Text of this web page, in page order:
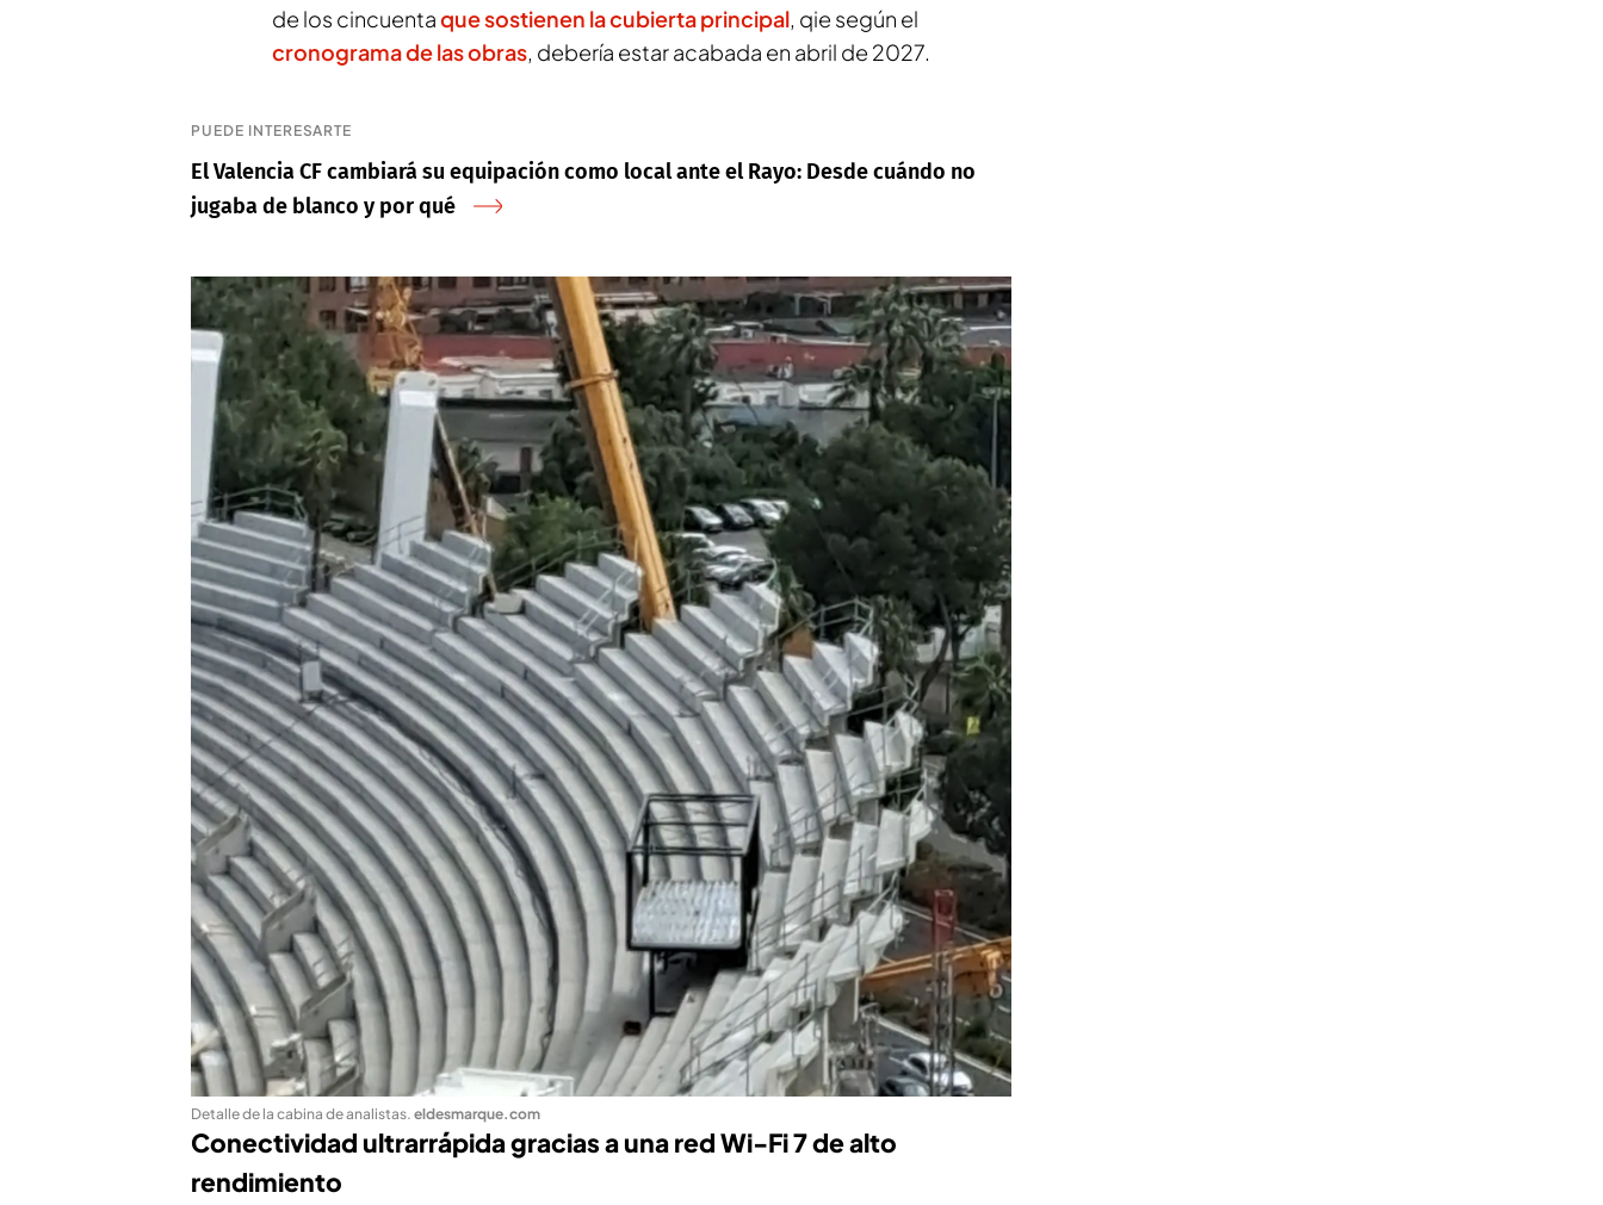
de los cincuentaque sostienen la cubierta principal, qie según el
cronograma de las obras, debería estar acabada en abril de 2027.
PUEDE INTERESARTE
El Valencia CF cambiará su equipación como local ante el Rayo: Desde cuándo no
jugaba de blanco y por qué
Detalle de la cabina de analistas. eldesmarque.com
Conectividad ultrarrápida gracias a una red Wi-Fi 7 de alto
rendimiento